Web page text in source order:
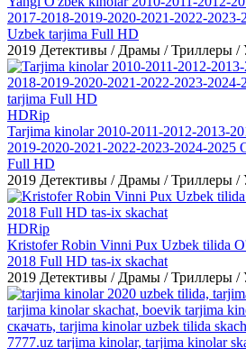
2017-2018-2019-2020-2021-2022-
Uzbek tarjima Full HD
2019 Детективы / Драмы / Триллеры /
HDRip
Tarjima kinolar 2010-2011-2012-2013-
2019-2020-2021-2022-2023-2024-2025
Full HD
2019 Детективы / Драмы / Триллеры /
HDRip
Kristofer Robin Vinni Pux Uzbek tilida
2018 Full HD tas-ix skachat
2019 Детективы / Драмы / Триллеры /